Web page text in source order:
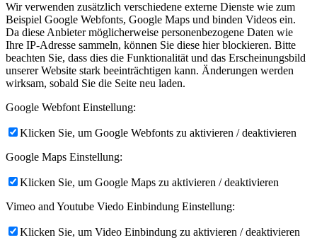
Wir verwenden zusätzlich verschiedene externe Dienste wie zum
Beispiel Google Webfonts, Google Maps und binden Videos ein.
Da diese Anbieter möglicherweise personenbezogene Daten wie
Ihre IP-Adresse sammeln, können Sie diese hier blockieren. Bitte
beachten Sie, dass dies die Funktionalität und das Erscheinungsbild
unserer Website stark beeinträchtigen kann. Änderungen werden
wirksam, sobald Sie die Seite neu laden.
Google Webfont Einstellung:
Klicken Sie, um Google Webfonts zu aktivieren / deaktivieren
Google Maps Einstellung:
Klicken Sie, um Google Maps zu aktivieren / deaktivieren
Vimeo and Youtube Viedo Einbindung Einstellung:
Klicken Sie, um Video Einbindung zu aktivieren / deaktivieren